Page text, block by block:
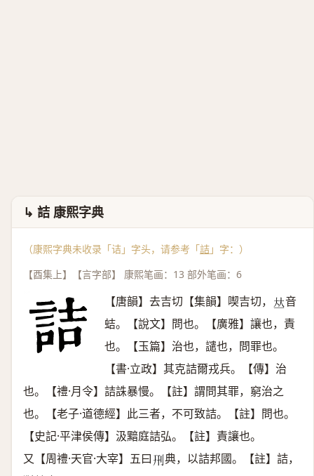
↳ 詰 康熙字典
（康熙字典未收录「诘」字头，请参考「詰 」字：）
【酉集上】【言字部】 康熙笔画：13 部外笔画：6
【唐韻】去吉切【集韻】喫吉切， 𠀤音
蛣。【說文】問也。【廣雅】讓也，責
也。【玉篇】治也，譴也，問罪也。
【書·立政】其克詰爾戎兵。【傳】治
也。【禮·月令】詰誅暴慢。【註】謂問其罪，窮治之
也。【老子·道德經】此三者，不可致詰。【註】問也。
【史記·平津侯傳】汲黯庭詰弘。【註】責讓也。
又【周禮·天官·大宰】五曰𠛬典，以詰邦國。【註】詰，